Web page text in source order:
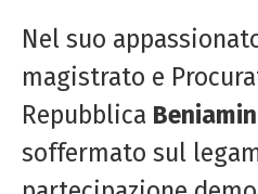
Nel suo
magistrato e
Repubblica
soffermato sul